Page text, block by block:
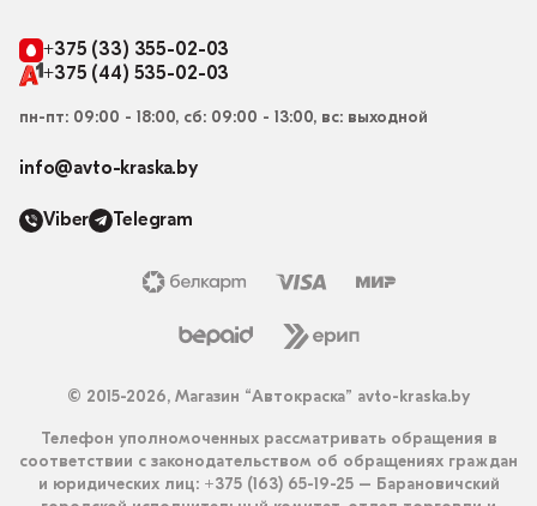
+375 (33) 355-02-03
+375 (44) 535-02-03
пн-пт: 09:00 - 18:00, сб: 09:00 - 13:00, вс: выходной
info@avto-kraska.by
Viber Telegram
© 2015-2026, Магазин “Автокраска” avto-kraska.by
Телефон уполномоченных рассматривать обращения в
соответствии с законодательством об обращениях граждан
и юридических лиц: +375 (163) 65-19-25 – Барановичский